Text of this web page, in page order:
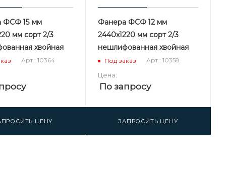
ФСФ 15 мм
мм сорт 2/3
хвойная
Арт.: 10364
ЦЕНУ
Фанера ФСФ 12 мм
2440х1220 мм сорт 2/3
нешлифованная хвойная
Под заказ Арт.: 10358
Цена:
По запросу
ЗАПРОСИТЬ ЦЕНУ